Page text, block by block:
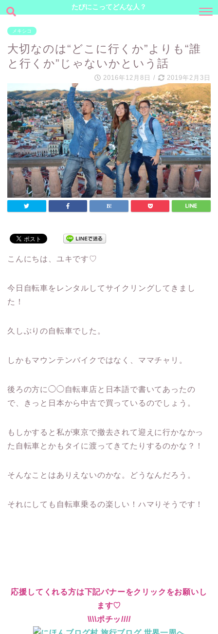
たびにこってどんな人？
メキシコ
大切なのは“どこに行くか”よりも“誰
と行くか”じゃないかという話
2016年12月8日 / 2019年2月3日
こんにちは、ユキです♡
今日自転車をレンタルしてサイクリングしてきまし
た！
久しぶりの自転車でした。
しかもマウンテンバイクではなく、ママチャリ。
後ろの方に◯◯自転車店と日本語で書いてあったの
で、きっと日本から中古で買っているのでしょう。
もしかすると私が東京で撤去されて迎えに行かなかっ
た自転車とかもタイに渡ってきてたりするのかな？！
そんなことはありえないのかな。どうなんだろう。
それにしても自転車乗るの楽しい！ハマりそうです！
応援してくれる方は下記バナーをクリックをお願いし
ます♡
\\\\ポチッ////